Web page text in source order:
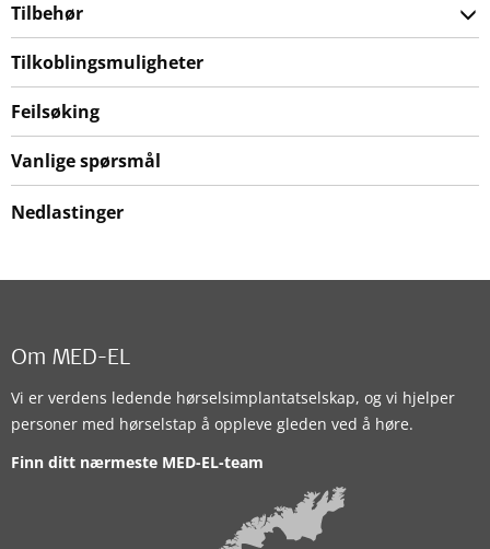
Tilbehør
Tilkoblingsmuligheter
Feilsøking
Vanlige spørsmål
Nedlastinger
Om MED-EL
Vi er verdens ledende hørselsimplantatselskap, og vi hjelper
personer med hørselstap å oppleve gleden ved å høre.
Finn ditt nærmeste MED-EL-team